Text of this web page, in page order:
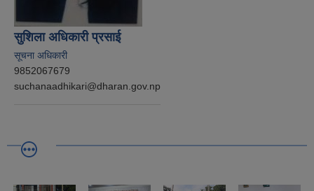
सुशिला अधिकारी प्रसाई
सूचना अधिकारी
9852067679
suchanaadhikari@dharan.gov.np